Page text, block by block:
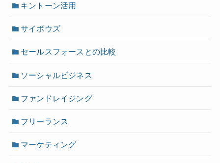
キントーン活用
サイボウズ
セールスフォースとの比較
ソーシャルビジネス
ファンドレイジング
フリーランス
マーケティング